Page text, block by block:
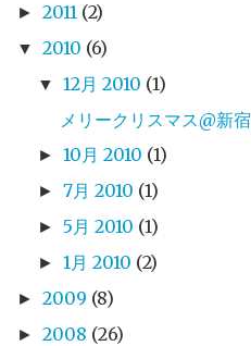
► 2011 (2)
▼ 2010 (6)
▼ 12月 2010 (1)
メリークリスマス@新宿
►10月 2010 (1)
►7月 2010 (1)
►5月 2010 (1)
►1月 2010 (2)
► 2009 (8)
► 2008 (26)